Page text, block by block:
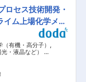
行っ
サ
ッサ
へ
っ
お
・
示
※入
同
丁寧
する
そ
ロセス技術開発・
ム上場化学メー
有機・高分子） ,
・液晶など） 製
開発（半導体・
ど）